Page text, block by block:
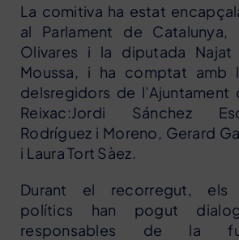
La comitiva ha estat
al Parlament de Catalunya,
Olivares i la diputada Najat
Moussa, i ha comptat amb
delsregidors de
Reixac:Jordi Sánchez
Rodríguez i Moreno, Gerard
i Laura Tort Sàez.
Durant el recorregut, els
polítics han pogut
responsables de la